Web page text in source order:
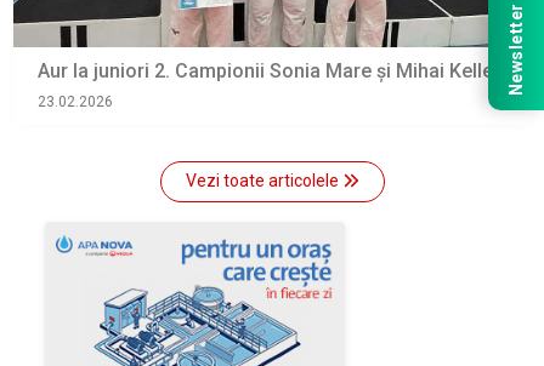
Aur la juniori 2. Campionii Sonia Mare şi Mihai Keller
23.02.2026
Vezi toate articolele
Newsletter